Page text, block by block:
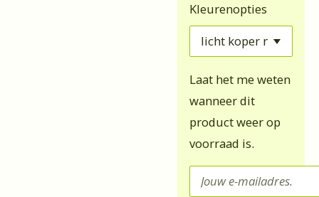
Kleurenopties
Laat het me weten
wanneer dit
product weer op
voorraad is.